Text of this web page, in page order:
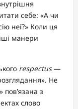
себе: «А чи
неї?» Коли ця
манери
respectus—
Не
пов’язана з
слово